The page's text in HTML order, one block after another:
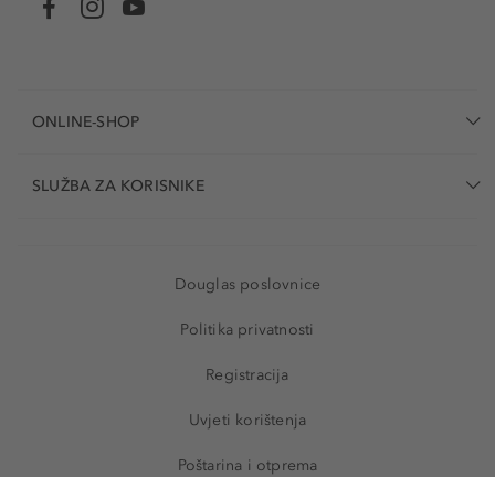
ONLINE-SHOP
SLUŽBA ZA KORISNIKE
Douglas poslovnice
Politika privatnosti
Registracija
Uvjeti korištenja
Poštarina i otprema